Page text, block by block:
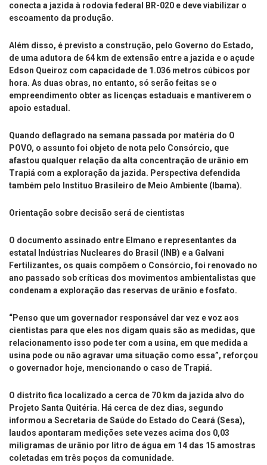
conecta a jazida à rodovia federal BR-020 e deve viabilizar o
escoamento da produção.
Além disso, é previsto a construção, pelo Governo do Estado,
de uma adutora de 64 km de extensão entre a jazida e o açude
Edson Queiroz com capacidade de 1.036 metros cúbicos por
hora. As duas obras, no entanto, só serão feitas se o
empreendimento obter as licenças estaduais e mantiverem o
apoio estadual.
Quando deflagrado na semana passada por matéria do O
POVO, o assunto foi objeto de nota pelo Consórcio, que
afastou qualquer relação da alta concentração de urânio em
Trapiá com a exploração da jazida. Perspectiva defendida
também pelo Instituo Brasileiro de Meio Ambiente (Ibama).
Orientação sobre decisão será de cientistas
O documento assinado entre Elmano e representantes da
estatal Indústrias Nucleares do Brasil (INB) e a Galvani
Fertilizantes, os quais compõem o Consórcio, foi renovado no
ano passado sob críticas dos movimentos ambientalistas que
condenam a exploração das reservas de urânio e fosfato.
“Penso que um governador responsável dar vez e voz aos
cientistas para que eles nos digam quais são as medidas, que
relacionamento isso pode ter com a usina, em que medida a
usina pode ou não agravar uma situação como essa”, reforçou
o governador hoje, mencionando o caso de Trapiá.
O distrito fica localizado a cerca de 70 km da jazida alvo do
Projeto Santa Quitéria. Há cerca de dez dias, segundo
informou a Secretaria de Saúde do Estado do Ceará (Sesa),
laudos apontaram medições sete vezes acima dos 0,03
miligramas de urânio por litro de água em 14 das 15 amostras
coletadas em três poços da comunidade.